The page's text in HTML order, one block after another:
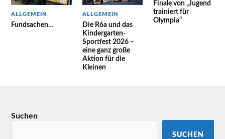
ALLGEMEIN
Fundsachen…
ALLGEMEIN
Die R6a und das
Kindergarten-
Sportfest 2026 –
eine ganz große
Aktion für die
Kleinen
Finale von „Jugend
trainiert für
Olympia“
Suchen
SUCHEN